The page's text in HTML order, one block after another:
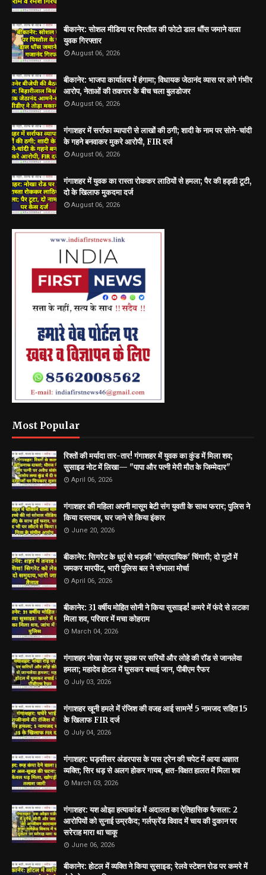
बीकानेर: सोशल मीडिया पर पिस्तौल की फोटो डाल धौंस जमाने वाला
युवक गिरफ्तार
August 06, 2026
बीकानेर: भाजपा कार्यालय में हंगामा; विधायक जेठानंद व्यास पर लगे गंभीर
आरोप, नेताओं की तकरार के बीच चला बुलडोजर
August 06, 2026
गंगाशहर में सर्राफा व्यापारी से लाखों की ठगी; शादी के नाम पर सोने-चांदी
के गहने बनवाकर मुकरे आरोपी, FIR दर्ज
August 06, 2026
गंगाशहर में युवक का रास्ता रोककर लाठियों से हमला; पैर की हड्डी टूटी,
दो के खिलाफ मुकदमा दर्ज
August 06, 2026
Most Popular
रिश्तों की मर्यादा तार-तार! गंगाशहर में युवक का कुंड में मिला शव;
सुसाइड नोट में लिखा— "पापा और पत्नी मेरी मौत के जिम्मेदार"
April 06, 2026
गंगाशहर की महिला अपनी मासूम बेटी संग युवती के साथ फरार; पुलिस ने
किया दस्तयाब, घर जाने से किया इंकार
June 20, 2026
बीकानेर: सिगरेट के धुएं से भड़की 'सांप्रदायिक' चिंगारी; दो गुटों में
जमकर मारपीट, भारी पुलिस बल ने संभाला मोर्चा
April 06, 2026
बीकानेर: 31 वर्षीय मोहित सोनी ने किया सुसाइड! कमरे में फंदे से लटका
मिला शव, परिवार में मचा कोहराम
March 04, 2026
गंगाशहर नोखा रोड़ पर युवक पर सरियों और लोहे की रॉड से जानलेवा
हमला; महादेव होटल में घुसकर बचाई जान, पीबीएम रैफर
July 03, 2026
गंगाशहर खूनी हमले में रंजिश की वजह आई सामने! 5 नामजद सहित 15
के खिलाफ FIR दर्ज
July 04, 2026
गंगाशहर: घड़सीसर अंडरपास के पास ट्रेन की चपेट में आया अज्ञात
व्यक्ति; सिर धड़ से अलग होकर गायब, क्षत-विक्षत हालत में मिला शव
March 03, 2026
गंगाशहर: यश ओझा हत्याकांड में अदालत का ऐतिहासिक फैसला: 2
आरोपियों को सुनाई उम्रकैद; गर्लफ्रेंड विवाद में चाय की दुकान पर
सरेराह मारा था चाकू
June 06, 2026
बीकानेर: होटल में व्यक्ति ने किया सुसाइड; रेलवे स्टेशन रोड पर कमरे में